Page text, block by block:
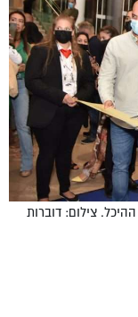
צילום: דוברות